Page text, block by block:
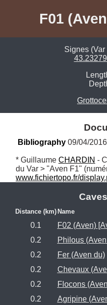
F01
Signes
Bibliography 09/04/2016
* Guillaume CHARDIN -
www.fichiertopo.fr/
Distance (km) Name
0.1 F02 (Aven)
0.2
Philous
0.2
Fer (Aven du)
0.2
Chevaux
0.2
Flocons
0.2
Agripine